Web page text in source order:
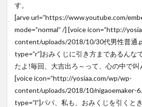
す。
[arve url=”https://www.youtube.com/
mode=”normal” /] [voice icon=”http://
content/uploads/2018/10/30代男性普通
type=”r”]おみくじに引き方まであるんな
たよ!毎回、大吉出ろ～って、心の中で
[voice icon=”http://yosiaa.com/wp/wp-
content/uploads/2018/10/nigaoemaker-
type=”l”]パパ、私も、おみくじを引くと